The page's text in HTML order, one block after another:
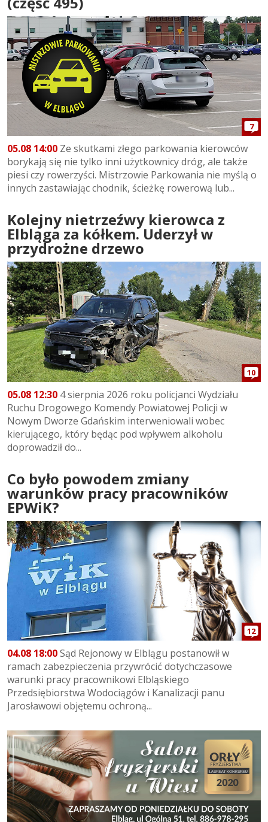
7
05.08 14:00 Ze skutkami złego parkowania kierowców
borykają się nie tylko inni użytkownicy dróg, ale także
piesi czy rowerzyści. Mistrzowie Parkowania nie myślą o
innych zastawiając chodnik, ścieżkę rowerową lub...
Kolejny nietrzeźwy kierowca z
Elbląga za kółkem. Uderzył w
przydrożne drzewo
10
05.08 12:30 4 sierpnia 2026 roku policjanci Wydziału
Ruchu Drogowego Komendy Powiatowej Policji w
Nowym Dworze Gdańskim interweniowali wobec
kierującego, który będąc pod wpływem alkoholu
doprowadził do...
Co było powodem zmiany
warunków pracy pracowników
EPWiK?
12
04.08 18:00Sąd Rejonowy w Elblągu postanowił w
ramach zabezpieczenia przywrócić dotychczasowe
warunki pracy pracownikowi Elbląskiego
Przedsiębiorstwa Wodociągów i Kanalizacji panu
Jarosławowi objętemu ochroną...